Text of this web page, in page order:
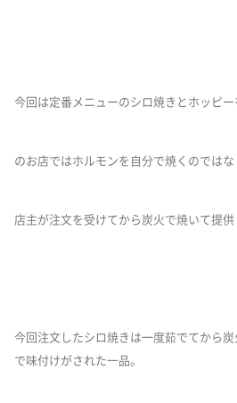
今回は定番メニューのシロ焼きとホッピー
のお店ではホルモンを自分で焼くのではな
店主が注文を受けてから炭火で焼いて提供
今回注文したシロ焼きは一度茹でてから
で味付けがされた一品。